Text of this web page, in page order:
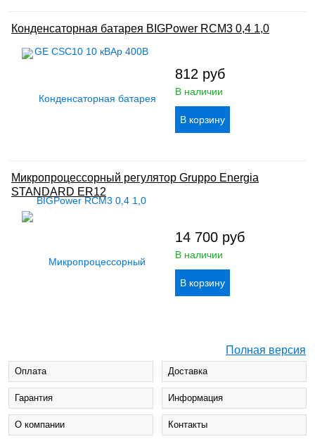
Конденсаторная батарея BIGPower RCM3 0,4 1,0
812 руб
В наличии
Микропроцессорный регулятор Gruppo Energia
STANDARD ER12
14 700 руб
В наличии
Полная версия
Оплата Доставка
Гарантия Информация
О компании Контакты